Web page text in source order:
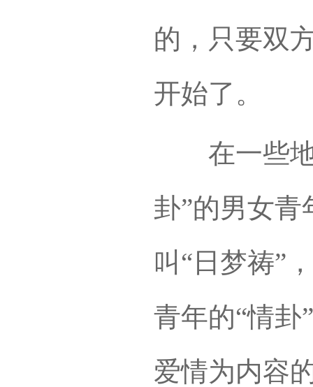
的，只要双
开始了。
在一些地
卦”的男女青
叫“日梦祷”
青年的“情卦
爱情为内容